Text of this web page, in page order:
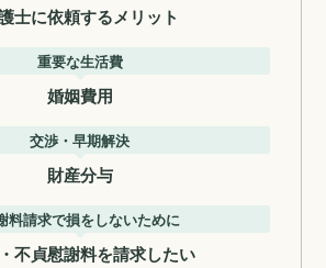
士に依頼するメリット
重要な生活費
婚姻費用
交渉・早期解決
財産分与
料請求で損をしないために
不貞慰謝料を請求したい